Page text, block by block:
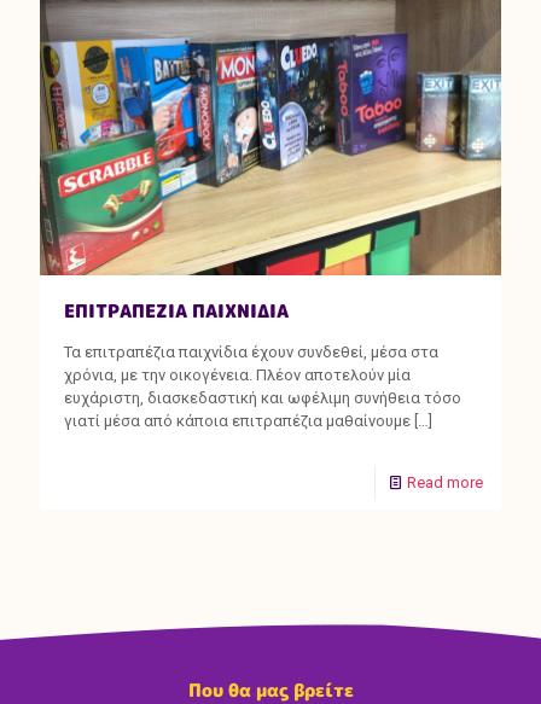
ΕΠΙΤΡΑΠΕΖΙΑ ΠΑΙΧΝΙΔΙΑ
Τα επιτραπέζια παιχνίδια έχουν συνδεθεί, μέσα στα
χρόνια, με την οικογένεια. Πλέον αποτελούν μία
ευχάριστη, διασκεδαστική και ωφέλιμη συνήθεια τόσο
γιατί μέσα από κάποια επιτραπέζια μαθαίνουμε […]
Read more
Που θα μας βρείτε